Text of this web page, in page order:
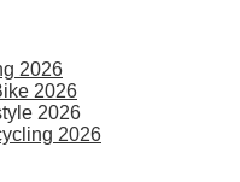
2026
2026
2026
2026